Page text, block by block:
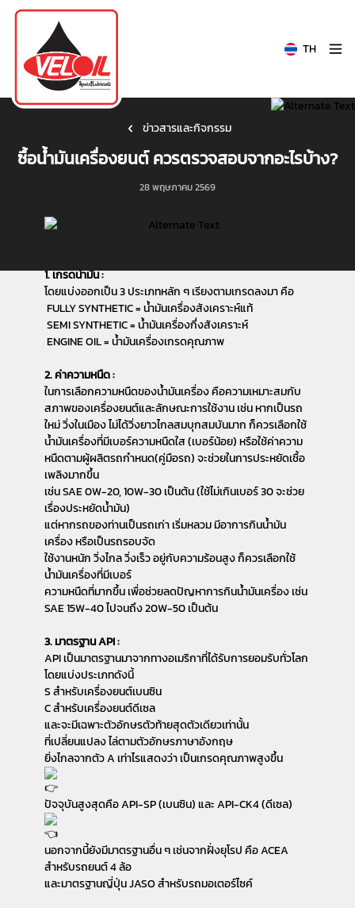
TH
ข่าวสารและกิจกรรม
ซื้อน้ำมันเครื่องยนต์ ควรตรวจสอบจากอะไรบ้าง?
28 พฤษภาคม 2569
1. เกรดน้ำมัน :
โดยแบ่งออกเป็น 3 ประเภทหลัก ๆ เรียงตามเกรดลงมา คือ
FULLY SYNTHETIC = น้ำมันเครื่องสังเคราะห์แท้
SEMI SYNTHETIC = น้ำมันเครื่องกึ่งสังเคราะห์
ENGINE OIL = น้ำมันเครื่องเกรดคุณภาพ
2. ค่าความหนืด :
ในการเลือกความหนืดของน้ำมันเครื่อง คือความเหมาะสมกับ
สภาพของเครื่องยนต์และลักษณะการใช้งาน เช่น หากเป็นรถ
ใหม่ วิ่งในเมือง ไม่ได้วิ่งยาวไกลสมบุกสมบันมาก ก็ควรเลือกใช้
น้ำมันเครื่องที่มีเบอร์ความหนืดใส (เบอร์น้อย) หรือใช้ค่าความ
หนืดตามผู้ผลิตรถกำหนด(คู่มือรถ) จะช่วยในการประหยัดเชื้อ
เพลิงมากขึ้น
เช่น SAE 0W-20, 10W-30 เป็นต้น (ใช้ไม่เกินเบอร์ 30 จะช่วย
เรื่องประหยัดน้ำมัน)
แต่หากรถของท่านเป็นรถเก่า เริ่มหลวม มีอาการกินน้ำมัน
เครื่อง หรือเป็นรถรอบจัด
ใช้งานหนัก วิ่งไกล วิ่งเร็ว อยู่กับความร้อนสูง ก็ควรเลือกใช้
น้ำมันเครื่องที่มีเบอร์
ความหนืดที่มากขึ้น เพื่อช่วยลดปัญหาการกินน้ำมันเครื่อง เช่น
SAE 15W-40 ไปจนถึง 20W-50 เป็นต้น
3. มาตรฐาน API :
API เป็นมาตรฐานมาจากทางอเมริกาที่ได้รับการยอมรับทั่วโลก
โดยแบ่งประเภทดังนี้
S สำหรับเครื่องยนต์เบนซิน
C สำหรับเครื่องยนต์ดีเซล
และจะมีเฉพาะตัวอักษรตัวท้ายสุดตัวเดียวเท่านั้น
ที่เปลี่ยนแปลง ไล่ตามตัวอักษรภาษาอังกฤษ
ยิ่งไกลจากตัว A เท่าไรแสดงว่า เป็นเกรดคุณภาพสูงขึ้น
ปัจจุบันสูงสุดคือ API-SP (เบนซิน) และ API-CK4 (ดีเซล)
นอกจากนี้ยังมีมาตรฐานอื่น ๆ เช่นจากฝั่งยุโรป คือ ACEA
สำหรับรถยนต์ 4 ล้อ
และมาตรฐานญี่ปุ่น JASO สำหรับรถมอเตอร์ไซค์